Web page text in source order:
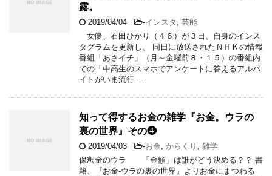
露。
2019/04/04 -インスタ
芸能
女優、石田ひかり（４６）が３日、自身のインス
タグラムを更新し、 同日に放送されたＮＨＫの情報
番組「あさイチ」（月～金曜前８・１５）の番組内
での「中高生のスマホでアンケートに答えるアルバ
イトがいま流行 …
知って得するお金の雑学『お金。ウラの
裏の世界』その❹
2019/04/03 -お金 からくり
雑学
保釈金のウラ 「金額」は誰がどう決める？？ 書
籍、『お金-ウラの裏の世界』よりお金にまつわる